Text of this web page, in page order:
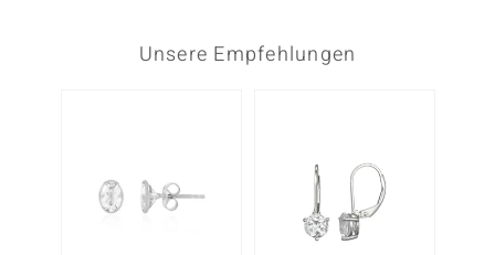
Unsere Empfehlungen